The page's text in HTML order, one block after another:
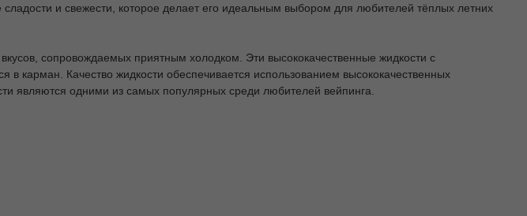
и свежести, которое делает его идеальным выбором для любителей тёплых летних
сопровождаемых приятным холодком. Эти высококачественные жидкости с
Качество жидкости обеспечивается использованием высококачественных
являются одними из самых популярных среди любителей вейпинга.